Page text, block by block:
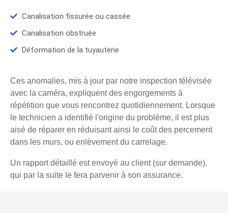
Canalisation fissurée ou cassée
Canalisation obstruée
Déformation de la tuyauterie
Ces anomalies, mis à jour par notre inspection télévisée
avec la caméra, expliquent des engorgements à
répétition que vous rencontrez quotidiennement. Lorsque
le technicien a identifié l'origine du problème, il est plus
aisé de réparer en réduisant ainsi le coût des percement
dans les murs, ou enlèvement du carrelage.
Un rapport détaillé est envoyé au client (sur demande),
qui par la suite le fera parvenir à son assurance.